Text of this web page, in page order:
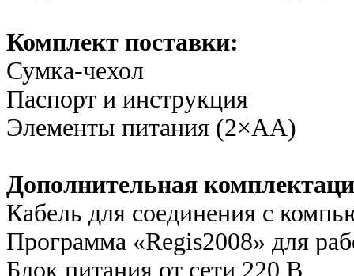
Комплект поставки:
Сумка-чехол
Паспорт и инструкция
Элементы питания (2×AA)
Дополнительная
Кабель для соединения с
Программа «Regis2008» для
Блок питания от сети 220 В